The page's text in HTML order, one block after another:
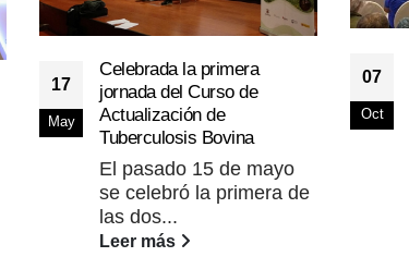
17
May
Celebrada la primera
jornada del Curso de
Actualización de
Tuberculosis Bovina
El pasado 15 de mayo
se celebró la primera de
las dos...
Leer más
07
Oct